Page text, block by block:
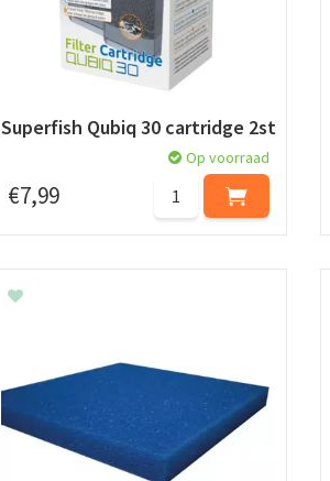
Superfish Qubiq 30 cartridge 2st
€7,99
Op voorraad